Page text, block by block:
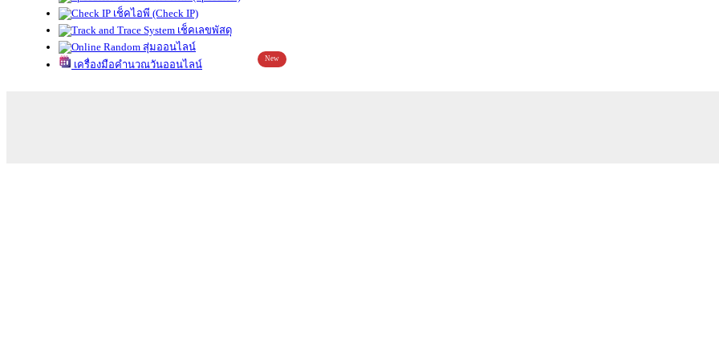
เช็คไอพี (Check IP)
เช็คเลขพัสดุ
สุ่มออนไลน์
เครื่องมือคำนวณวันออนไลน์
New